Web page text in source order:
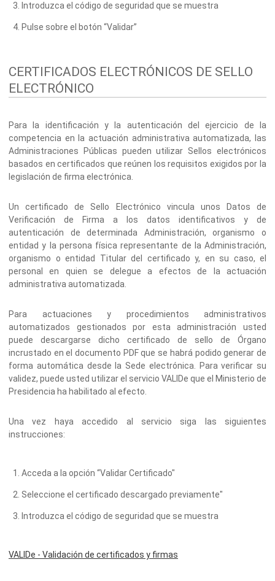
Introduzca el código de seguridad que se muestra
Pulse sobre el botón “Validar”
CERTIFICADOS ELECTRÓNICOS DE SELLO
ELECTRÓNICO
Para la identificación y la autenticación del ejercicio de la
competencia en la actuación administrativa automatizada, las
Administraciones Públicas pueden utilizar Sellos electrónicos
basados en certificados que reúnen los requisitos exigidos por la
legislación de firma electrónica.
Un certificado de Sello Electrónico vincula unos Datos de
Verificación de Firma a los datos identificativos y de
autenticación de determinada Administración, organismo o
entidad y la persona física representante de la Administración,
organismo o entidad Titular del certificado y, en su caso, el
personal en quien se delegue a efectos de la actuación
administrativa automatizada.
Para actuaciones y procedimientos administrativos
automatizados gestionados por esta administración usted
puede descargarse dicho certificado de sello de Órgano
incrustado en el documento PDF que se habrá podido generar de
forma automática desde la Sede electrónica. Para verificar su
validez, puede usted utilizar el servicio VALIDe que el Ministerio de
Presidencia ha habilitado al efecto.
Una vez haya accedido al servicio siga las siguientes
instrucciones:
Acceda a la opción “Validar Certificado"
Seleccione el certificado descargado previamente"
Introduzca el código de seguridad que se muestra
VALIDe - Validación de certificados y firmas